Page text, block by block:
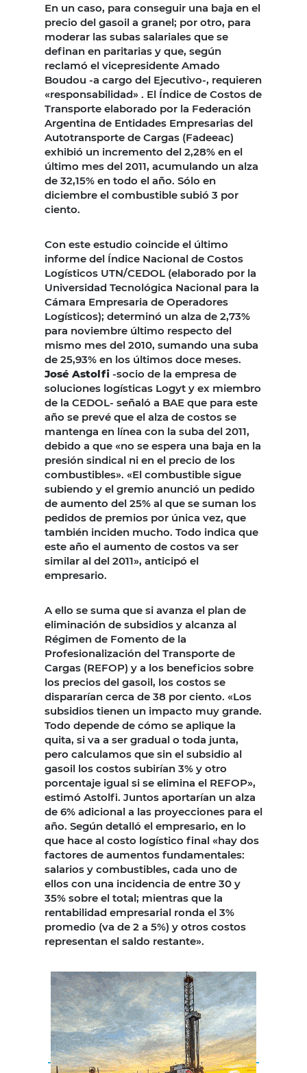
En un caso, para conseguir una baja en el
precio del gasoil a granel; por otro, para
moderar las subas salariales que se
definan en paritarias y que, según
reclamó el vicepresidente Amado
Boudou -a cargo del Ejecutivo-, requieren
«responsabilidad» . El Índice de Costos de
Transporte elaborado por la Federación
Argentina de Entidades Empresarias del
Autotransporte de Cargas (Fadeeac)
exhibió un incremento del 2,28% en el
último mes del 2011, acumulando un alza
de 32,15% en todo el año. Sólo en
diciembre el combustible subió 3 por
ciento.
Con este estudio coincide el último
informe del Índice Nacional de Costos
Logísticos UTN/CEDOL (elaborado por la
Universidad Tecnológica Nacional para la
Cámara Empresaria de Operadores
Logísticos); determinó un alza de 2,73%
para noviembre último respecto del
mismo mes del 2010, sumando una suba
de 25,93% en los últimos doce meses.
José Astolfi -socio de la empresa de
soluciones logísticas Logyt y ex miembro
de la CEDOL- señaló a BAE que para este
año se prevé que el alza de costos se
mantenga en línea con la suba del 2011,
debido a que «no se espera una baja en la
presión sindical ni en el precio de los
combustibles». «El combustible sigue
subiendo y el gremio anunció un pedido
de aumento del 25% al que se suman los
pedidos de premios por única vez, que
también inciden mucho. Todo indica que
este año el aumento de costos va ser
similar al del 2011», anticipó el
empresario.
A ello se suma que si avanza el plan de
eliminación de subsidios y alcanza al
Régimen de Fomento de la
Profesionalización del Transporte de
Cargas (REFOP) y a los beneficios sobre
los precios del gasoil, los costos se
dispararían cerca de 38 por ciento. «Los
subsidios tienen un impacto muy grande.
Todo depende de cómo se aplique la
quita, si va a ser gradual o toda junta,
pero calculamos que sin el subsidio al
gasoil los costos subirían 3% y otro
porcentaje igual si se elimina el REFOP»,
estimó Astolfi. Juntos aportarían un alza
de 6% adicional a las proyecciones para el
año. Según detalló el empresario, en lo
que hace al costo logístico final «hay dos
factores de aumentos fundamentales:
salarios y combustibles, cada uno de
ellos con una incidencia de entre 30 y
35% sobre el total; mientras que la
rentabilidad empresarial ronda el 3%
promedio (va de 2 a 5%) y otros costos
representan el saldo restante».